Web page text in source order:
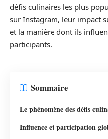
défis culinaires les plus
sur Instagram, leur impact
et la manière dont ils
participants.
Sommaire
Le phénomène des défis
Influence et participation